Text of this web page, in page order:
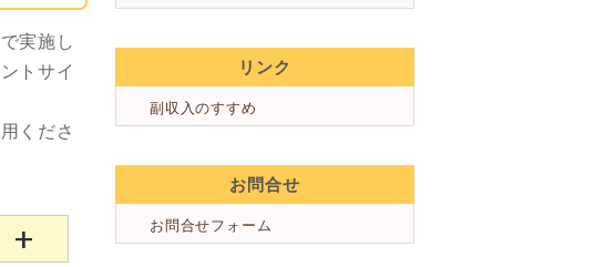
実施し
トサイ
くださ
リンク
副収入のすすめ
お問合せ
お問合せフォーム